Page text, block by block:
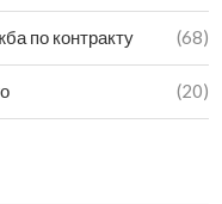
по контракту (68)
(20)